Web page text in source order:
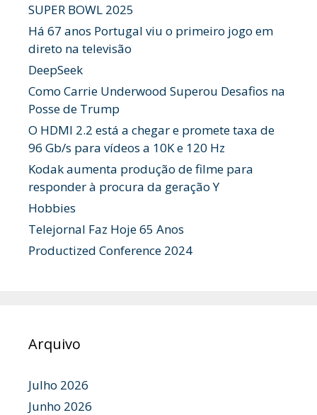
SUPER BOWL 2025
Há 67 anos Portugal viu o primeiro jogo em
direto na televisão
DeepSeek
Como Carrie Underwood Superou Desafios na
Posse de Trump
O HDMI 2.2 está a chegar e promete taxa de
96 Gb/s para vídeos a 10K e 120 Hz
Kodak aumenta produção de filme para
responder à procura da geração Y
Hobbies
Telejornal Faz Hoje 65 Anos
Productized Conference 2024
Arquivo
Julho 2026
Junho 2026